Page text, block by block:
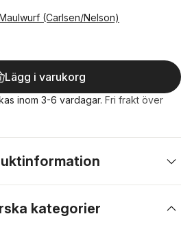
(Carlsen/Nelson)
Lägg i varukorg
inom 3-6 vardagar. Fri frakt över
kategorier